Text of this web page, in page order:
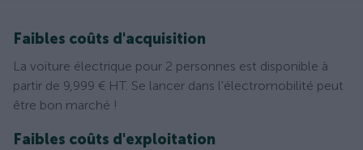
Faibles coûts d'acquisition
La voiture électrique pour 2 personnes est disponible à
partir de 9,999 € HT. Se lancer dans l'électromobilité peut
être bon marché !
Faibles coûts d'exploitation